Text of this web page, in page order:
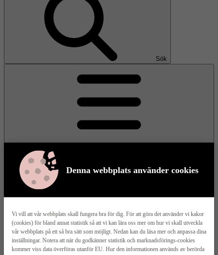
Denna webbplats använder cookies
Vi vill att vår webbplats skall fungera bra för dig. För att göra det använder vi kakor
(cookies) för bland annat statistik så att vi kan lära oss mer om hur vi skall utveckla
vår webbplats på ett så bra sätt som möjligt. Nedan kan du läsa mer och anpassa dina
inställningar. Notera att när du godkänner statistik och marknadsförings-cookies
kommer viss data överföras utanför EU. Hur den informationen används av berörda
Sök
Meny
Våra husmodeller